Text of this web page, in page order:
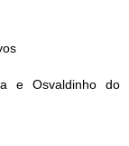
e Osvaldinho do